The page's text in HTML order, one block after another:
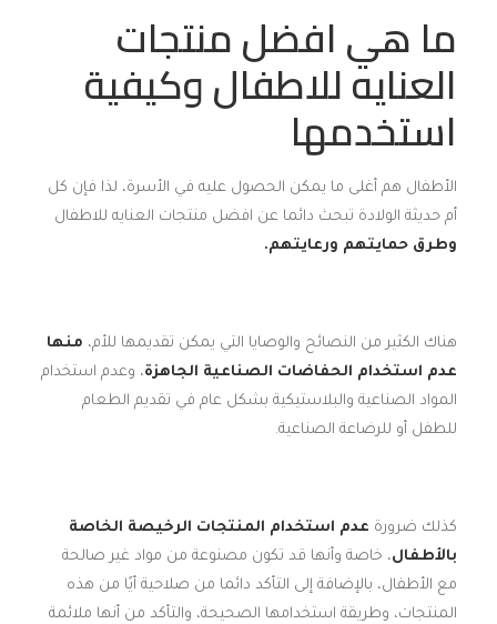
ما هي افضل منتجات
العنايه للاطفال وكيفية
استخدمها
الأطفال هم أغلى ما يمكن الحصول عليه في الأسرة، لذا فإن كل
أم حديثة الولادة تبحث دائما عن افضل منتجات العنايه للاطفال
وطرق حمايتهم ورعايتهم.
هناك الكثير من النصائح والوصايا التي يمكن تقديمها للأم، منها
عدم استخدام الحفاضات الصناعية الجاهزة، وعدم استخدام
المواد الصناعية والبلاستيكية بشكل عام في تقديم الطعام
للطفل أو للرضاعة الصناعية.
كذلك ضرورة عدم استخدام المنتجات الرخيصة الخاصة
بالأطفال، خاصة وأنها قد تكون مصنوعة من مواد غير صالحة
مع الأطفال، بالإضافة إلى التأكد دائما من صلاحية أيًا من هذه
المنتجات، وطريقة استخدامها الصحيحة، والتأكد من أنها ملائمة